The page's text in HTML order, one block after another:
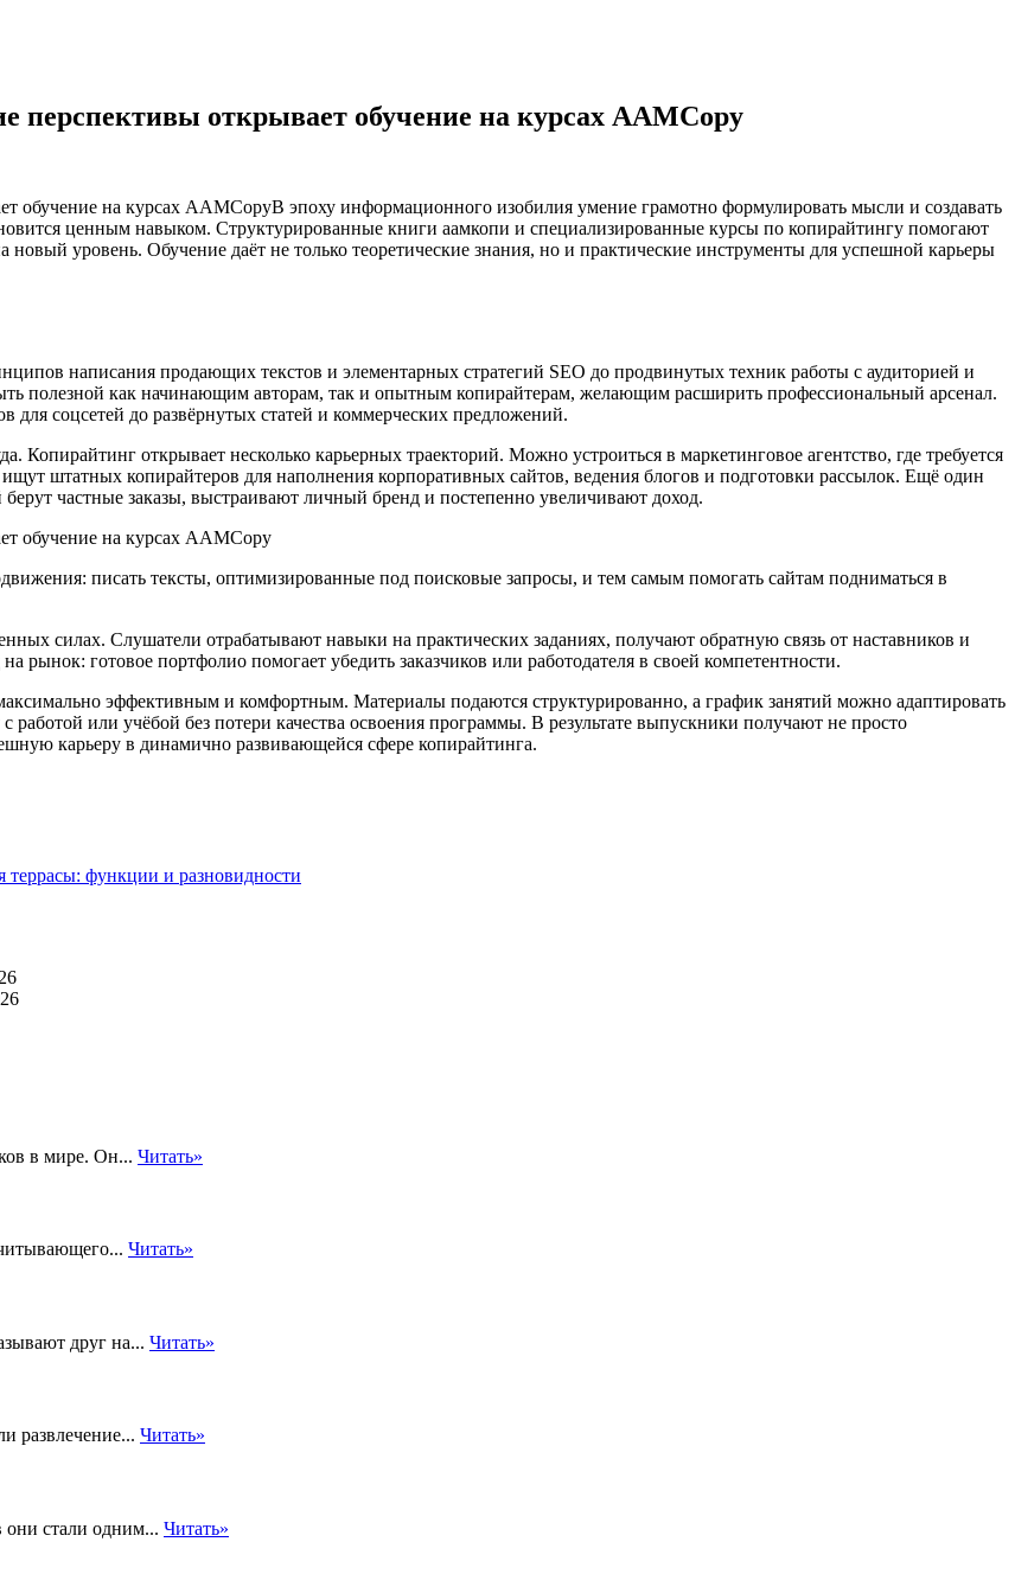
перспективы открывает обучение на курсах AAMCopy
В эпоху информационного изобилия умение грамотно формулировать мысли и создавать
ценным навыком. Структурированные книги аамкопи и специализированные курсы по копирайтингу помогают
уровень. Обучение даёт не только теоретические знания, но и практические инструменты для успешной карьеры
написания продающих текстов и элементарных стратегий SEO до продвинутых техник работы с аудиторией и
полезной как начинающим авторам, так и опытным копирайтерам, желающим расширить профессиональный арсенал.
соцсетей до развёрнутых статей и коммерческих предложений.
открывает несколько карьерных траекторий. Можно устроиться в маркетинговое агентство, где требуется
штатных копирайтеров для наполнения корпоративных сайтов, ведения блогов и подготовки рассылок. Ещё один
частные заказы, выстраивают личный бренд и постепенно увеличивают доход.
писать тексты, оптимизированные под поисковые запросы, и тем самым помогать сайтам подниматься в
силах. Слушатели отрабатывают навыки на практических заданиях, получают обратную связь от наставников и
готовое портфолио помогает убедить заказчиков или работодателя в своей компетентности.
эффективным и комфортным. Материалы подаются структурированно, а график занятий можно адаптировать
работой или учёбой без потери качества освоения программы. В результате выпускники получают не просто
карьеру в динамично развивающейся сфере копирайтинга.
террасы: функции и разновидности
в мире. Он... Читать»
Читать»
друг на... Читать»
развлечение... Читать»
они стали одним... Читать»